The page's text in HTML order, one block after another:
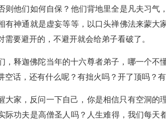
则他们如何自保？他们背地里全是凡夫习
有神通就是虚妄等等，以口头禅佛法来蒙
需要避开的，不避开就会给弟子看破了。
，释迦佛陀当年的十六尊者弟子，哪一个不
空话，还有什么呢？有拙火吗？开了顶吗？
大家，反问一下自己，你是相信只有空洞的
际功夫是高僧圣人吗？人生难得，我们每